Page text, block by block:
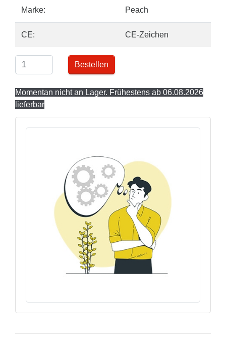
Marke: Peach
CE: CE-Zeichen
Bestellen
Momentan nicht an Lager. Frühestens ab 06.08.2026
lieferbar